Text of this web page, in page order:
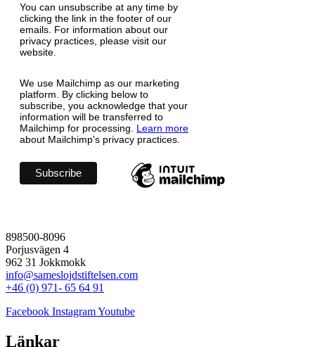
You can unsubscribe at any time by
clicking the link in the footer of our
emails. For information about our
privacy practices, please visit our
website.
We use Mailchimp as our marketing
platform. By clicking below to
subscribe, you acknowledge that your
information will be transferred to
Mailchimp for processing. Learn more
about Mailchimp's privacy practices.
898500-8096
Porjusvägen 4
962 31 Jokkmokk
info@sameslojdstiftelsen.com
+46 (0) 971- 65 64 91
Facebook InstagramYoutube
Länkar